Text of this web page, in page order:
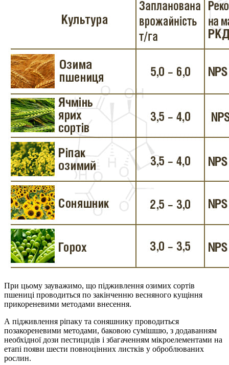
При цьому зауважимо, що підживлення озимих сортів
пшениці проводиться по закінченню весняного кущіння
прикореневими методами внесення.
А підживлення ріпаку та соняшнику проводиться
позакореневими методами, баковою сумішшю, з додаванням
необхідної дози пестицидів і збагаченням мікроелементами на
етапі появи шести повноцінних листків у оброблюваних
рослин.